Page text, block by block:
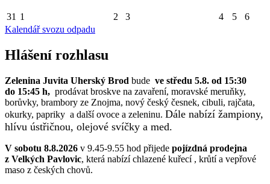
31 1 2 3 4 5
6
Kalendář svozu odpadu
Hlášení rozhlasu
Zelenina Juvita Uherský Brod bude ve středu 5.8. od 15:30
do 15:45 h, prodávat broskve na zavaření, moravské meruňky,
borůvky, brambory ze Znojma, nový český česnek, cibuli, rajčata,
okurky, papriky a další ovoce a zeleninu. Dále nabízí žampiony,
hlívu ústřičnou, olejové svíčky a med.
V sobotu 8.8.2026 v 9.45-9.55 hod přijede pojízdná prodejna
z Velkých Pavlovic, která nabízí chlazené kuřecí , krůtí a vepřové
maso z českých chovů.